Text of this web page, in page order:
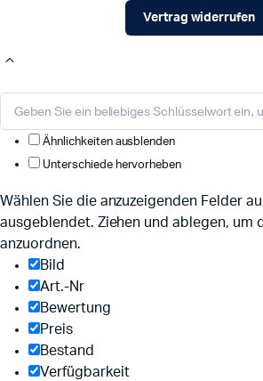
Vertrag widerrufen
Ähnlichkeiten ausblenden
Unterschiede hervorheben
Wählen Sie die anzuzeigenden Felder
ausgeblendet. Ziehen und ablegen, um
anzuordnen.
Bild
Art.-Nr
Bewertung
Preis
Bestand
Verfügbarkeit